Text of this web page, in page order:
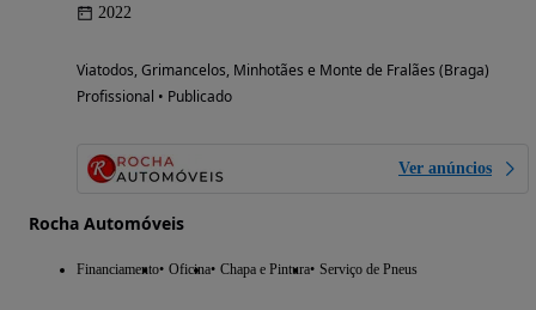
2022
Viatodos, Grimancelos, Minhotães e Monte de Fralães (Braga)
Profissional • Publicado
Ver anúncios
Rocha Automóveis
Financiamento Oficina Chapa e Pintura Serviço de Pneus